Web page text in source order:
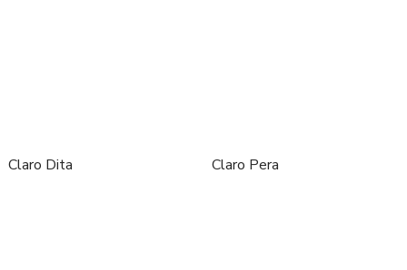
Claro Dita Claro Pera